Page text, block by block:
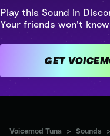
Play this Sound in
Your friends won't
Voicemod Tuna > Sounds >